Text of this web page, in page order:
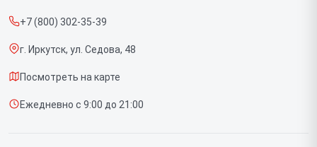
Срочный ремонт
Доставка и способы оплаты
Диагностика
Контакты
+7 (800) 302-35-39
г. Иркутск, ул. Седова, 48
Посмотреть на карте
Ежедневно с 9:00 до 21:00